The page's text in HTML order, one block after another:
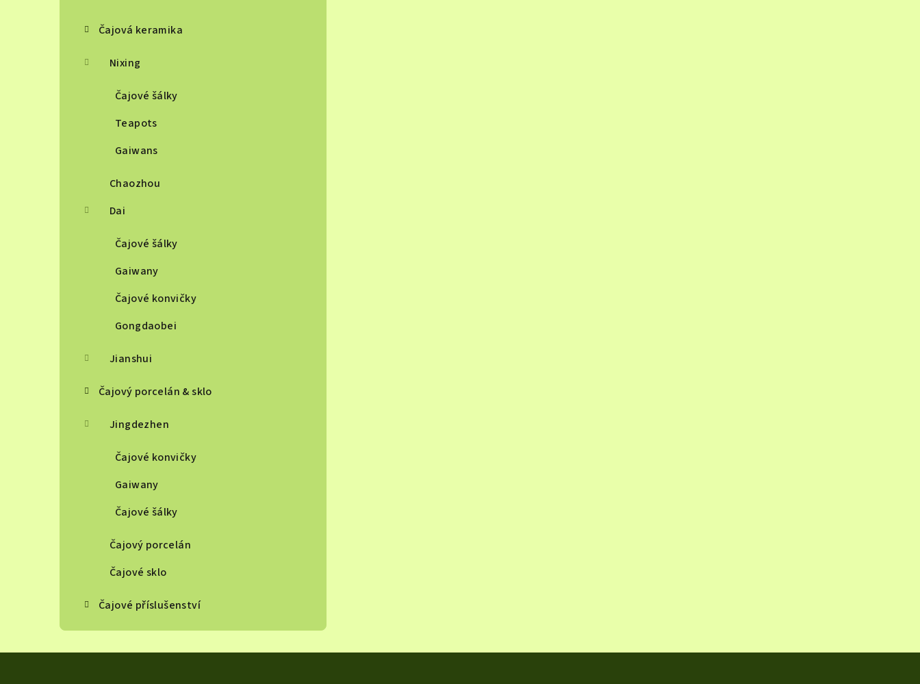
Čajová keramika
Nixing
Čajové šálky
Teapots
Gaiwans
Chaozhou
Dai
Čajové šálky
Gaiwany
Čajové konvičky
Gongdaobei
Jianshui
Čajový porcelán & sklo
Jingdezhen
Čajové konvičky
Gaiwany
Čajové šálky
Čajový porcelán
Čajové sklo
Čajové příslušenství